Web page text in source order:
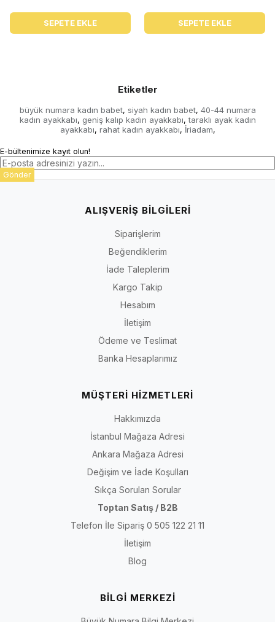
SEPETE EKLE SEPETE EKLE
Etiketler
büyük numara kadın babet, siyah kadın babet, 40-44 numara
kadın ayakkabı, geniş kalıp kadın ayakkabı, taraklı ayak kadın
ayakkabı, rahat kadın ayakkabı, İriadam,
E-bültenimize kayıt olun!
Gönder
ALIŞVERİŞ BİLGİLERİ
Siparişlerim
Beğendiklerim
İade Taleplerim
Kargo Takip
Hesabım
İletişim
Ödeme ve Teslimat
Banka Hesaplarımız
MÜŞTERİ HİZMETLERİ
Hakkımızda
İstanbul Mağaza Adresi
Ankara Mağaza Adresi
Değişim ve İade Koşulları
Sıkça Sorulan Sorular
Toptan Satış / B2B
Telefon İle Sipariş 0 505 122 21 11
İletişim
Blog
BİLGİ MERKEZİ